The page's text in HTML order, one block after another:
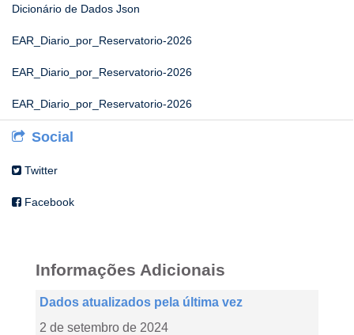
Dicionário de Dados Json
EAR_Diario_por_Reservatorio-2026
EAR_Diario_por_Reservatorio-2026
EAR_Diario_por_Reservatorio-2026
Social
Twitter
Facebook
Informações Adicionais
Dados atualizados pela última vez
2 de setembro de 2024